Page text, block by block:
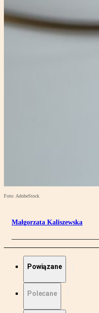
Foto: AdobeStock
Małgorzata Kaliszewska
Powiązane
Polecane